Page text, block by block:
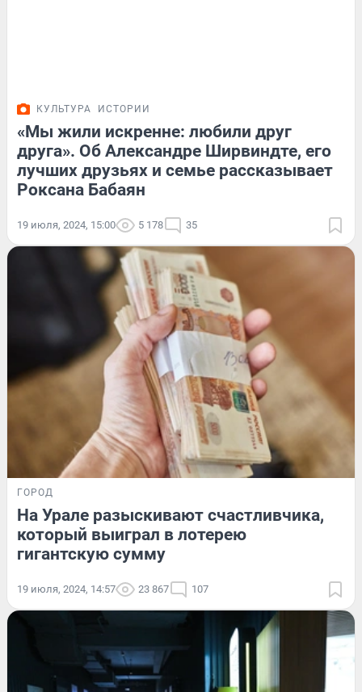
КУЛЬТУРА ИСТОРИИ
«Мы жили искренне: любили друг
друга». Об Александре Ширвиндте, его
лучших друзьях и семье рассказывает
Роксана Бабаян
19 июля, 2024, 15:00 5 178 35
ГОРОД
На Урале разыскивают счастливчика,
который выиграл в лотерею
гигантскую сумму
19 июля, 2024, 14:57 23 867 107